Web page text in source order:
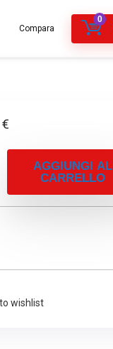
Compara
0
€
AGGIUNGI AL
CARRELLO
wishlist